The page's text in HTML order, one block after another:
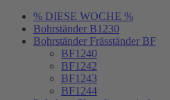
% DIESE WOCHE %
Bohrständer B1230
Bohrständer Fräsständer BF
BF1240
BF1242
BF1243
BF1244